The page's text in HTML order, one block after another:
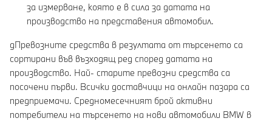
за измерване, която е в сила за датата на
производство на представения автомобил.
gПревозните средства в резултата от търсенето са
сортирани във възходящ ред според датата на
производство. Най- старите превозни средства са
посочени първи. Всички доставчици на онлайн пазара са
предприемачи. Средномесечният брой активни
потребители на търсенето на нови автомобили BMW в